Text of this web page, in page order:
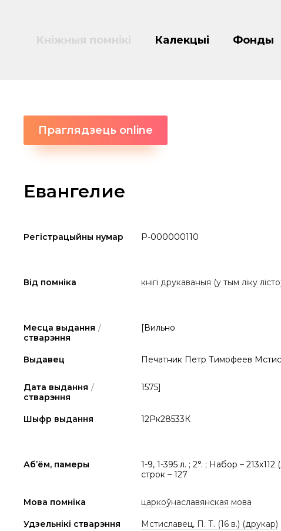
Кніжныя помнікі Калекцыі Фонды
Праглядзець online
Евангелие
Регістрацыйны нумар P-000000110
Від помніка кнігі друкаваныя (у тым ліку
Месца выдання /
стварэння
[Вильно
Выдавец Печатник Петр Тимофеев
Дата выдання /
стварэння
1575]
Шыфр выдання 12Рк28533К
Аб’ём, памеры
1-9, 1-395 л. ; 2°. ; Набор – 213х112
строк – 127
Мова помніка царкоўнаславянская мова
Удзельнікі стварэння Мстиславец, П. Т. (16 в.) (друкар)